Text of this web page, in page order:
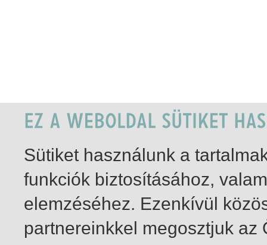
Sütiket használunk a
funkciók biztosításához,
elemzéséhez. Ezenkívül
partnereinkkel megosztjuk